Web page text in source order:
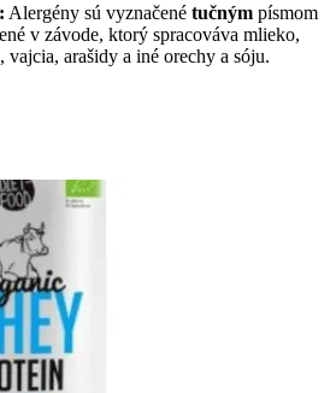
Alergény sú vyznačené tučným písmom
v závode, ktorý spracováva mlieko,
arašidy a iné orechy a sóju.